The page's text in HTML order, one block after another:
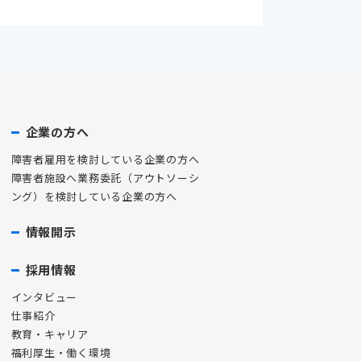
企業の方へ
障害者雇用を検討している企業の方へ
障害者施設へ業務委託（アウトソーシ
ング）を検討している企業の方へ
情報開示
採用情報
インタビュー
仕事紹介
教育・キャリア
福利厚生・働く環境